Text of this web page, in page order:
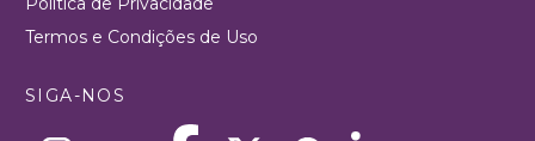
Termos e Condições de Uso
SIGA-NOS